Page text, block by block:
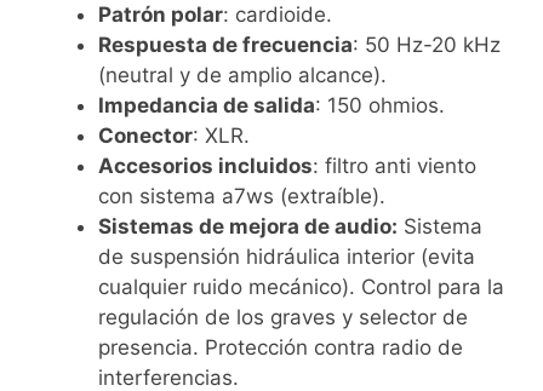
Patrón polar: cardioide.
Respuesta de frecuencia: 50 Hz-20 kHz
(neutral y de amplio alcance).
Impedancia de salida: 150 ohmios.
Conector: XLR.
Accesorios incluidos: filtro anti viento
con sistema a7ws (extraíble).
Sistemas de mejora de audio: Sistema
de suspensión hidráulica interior (evita
cualquier ruido mecánico). Control para la
regulación de los graves y selector de
presencia. Protección contra radio de
interferencias.